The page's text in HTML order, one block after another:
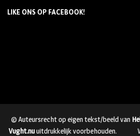
LIKE ONS OP FACEBOOK!
© Auteursrecht op eigen tekst/beeld van
Vught.nuuitdrukkelijk voorbehouden.